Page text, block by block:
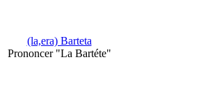
(la,era) Barteta
Prononcer "La Bartéte"